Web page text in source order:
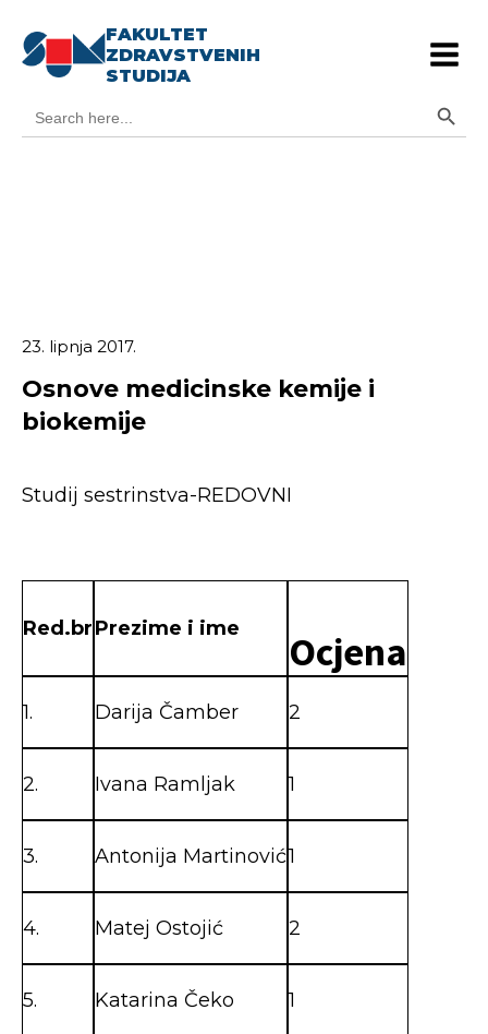
FAKULTET
ZDRAVSTVENIH
STUDIJA
for:
23. lipnja 2017.
Osnove medicinske kemije i
biokemije
Studij sestrinstva-REDOVNI
Red.brPrezime i ime Ocjena
1. Darija Čamber 2
2. Ivana Ramljak 1
3. Antonija Martinović1
4. Matej Ostojić 2
5. Katarina Čeko 1